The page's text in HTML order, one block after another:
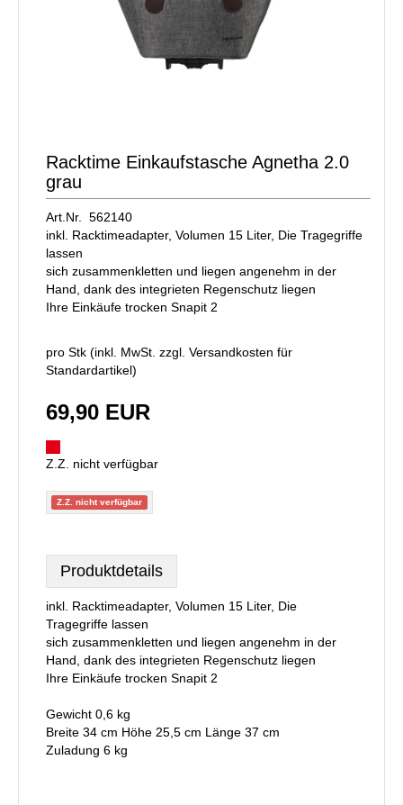
Racktime Einkaufstasche Agnetha 2.0
grau
Art.Nr. 562140
inkl. Racktimeadapter, Volumen 15 Liter, Die Tragegriffe
lassen
sich zusammenkletten und liegen angenehm in der
Hand, dank des integrieten Regenschutz liegen
Ihre Einkäufe trocken Snapit 2
pro Stk (inkl. MwSt. zzgl. Versandkosten für
Standardartikel)
69,90 EUR
Z.Z. nicht verfügbar
Z.Z. nicht verfügbar
Produktdetails
inkl. Racktimeadapter, Volumen 15 Liter, Die
Tragegriffe lassen
sich zusammenkletten und liegen angenehm in der
Hand, dank des integrieten Regenschutz liegen
Ihre Einkäufe trocken Snapit 2
Gewicht 0,6 kg
Breite 34 cm Höhe 25,5 cm Länge 37 cm
Zuladung 6 kg